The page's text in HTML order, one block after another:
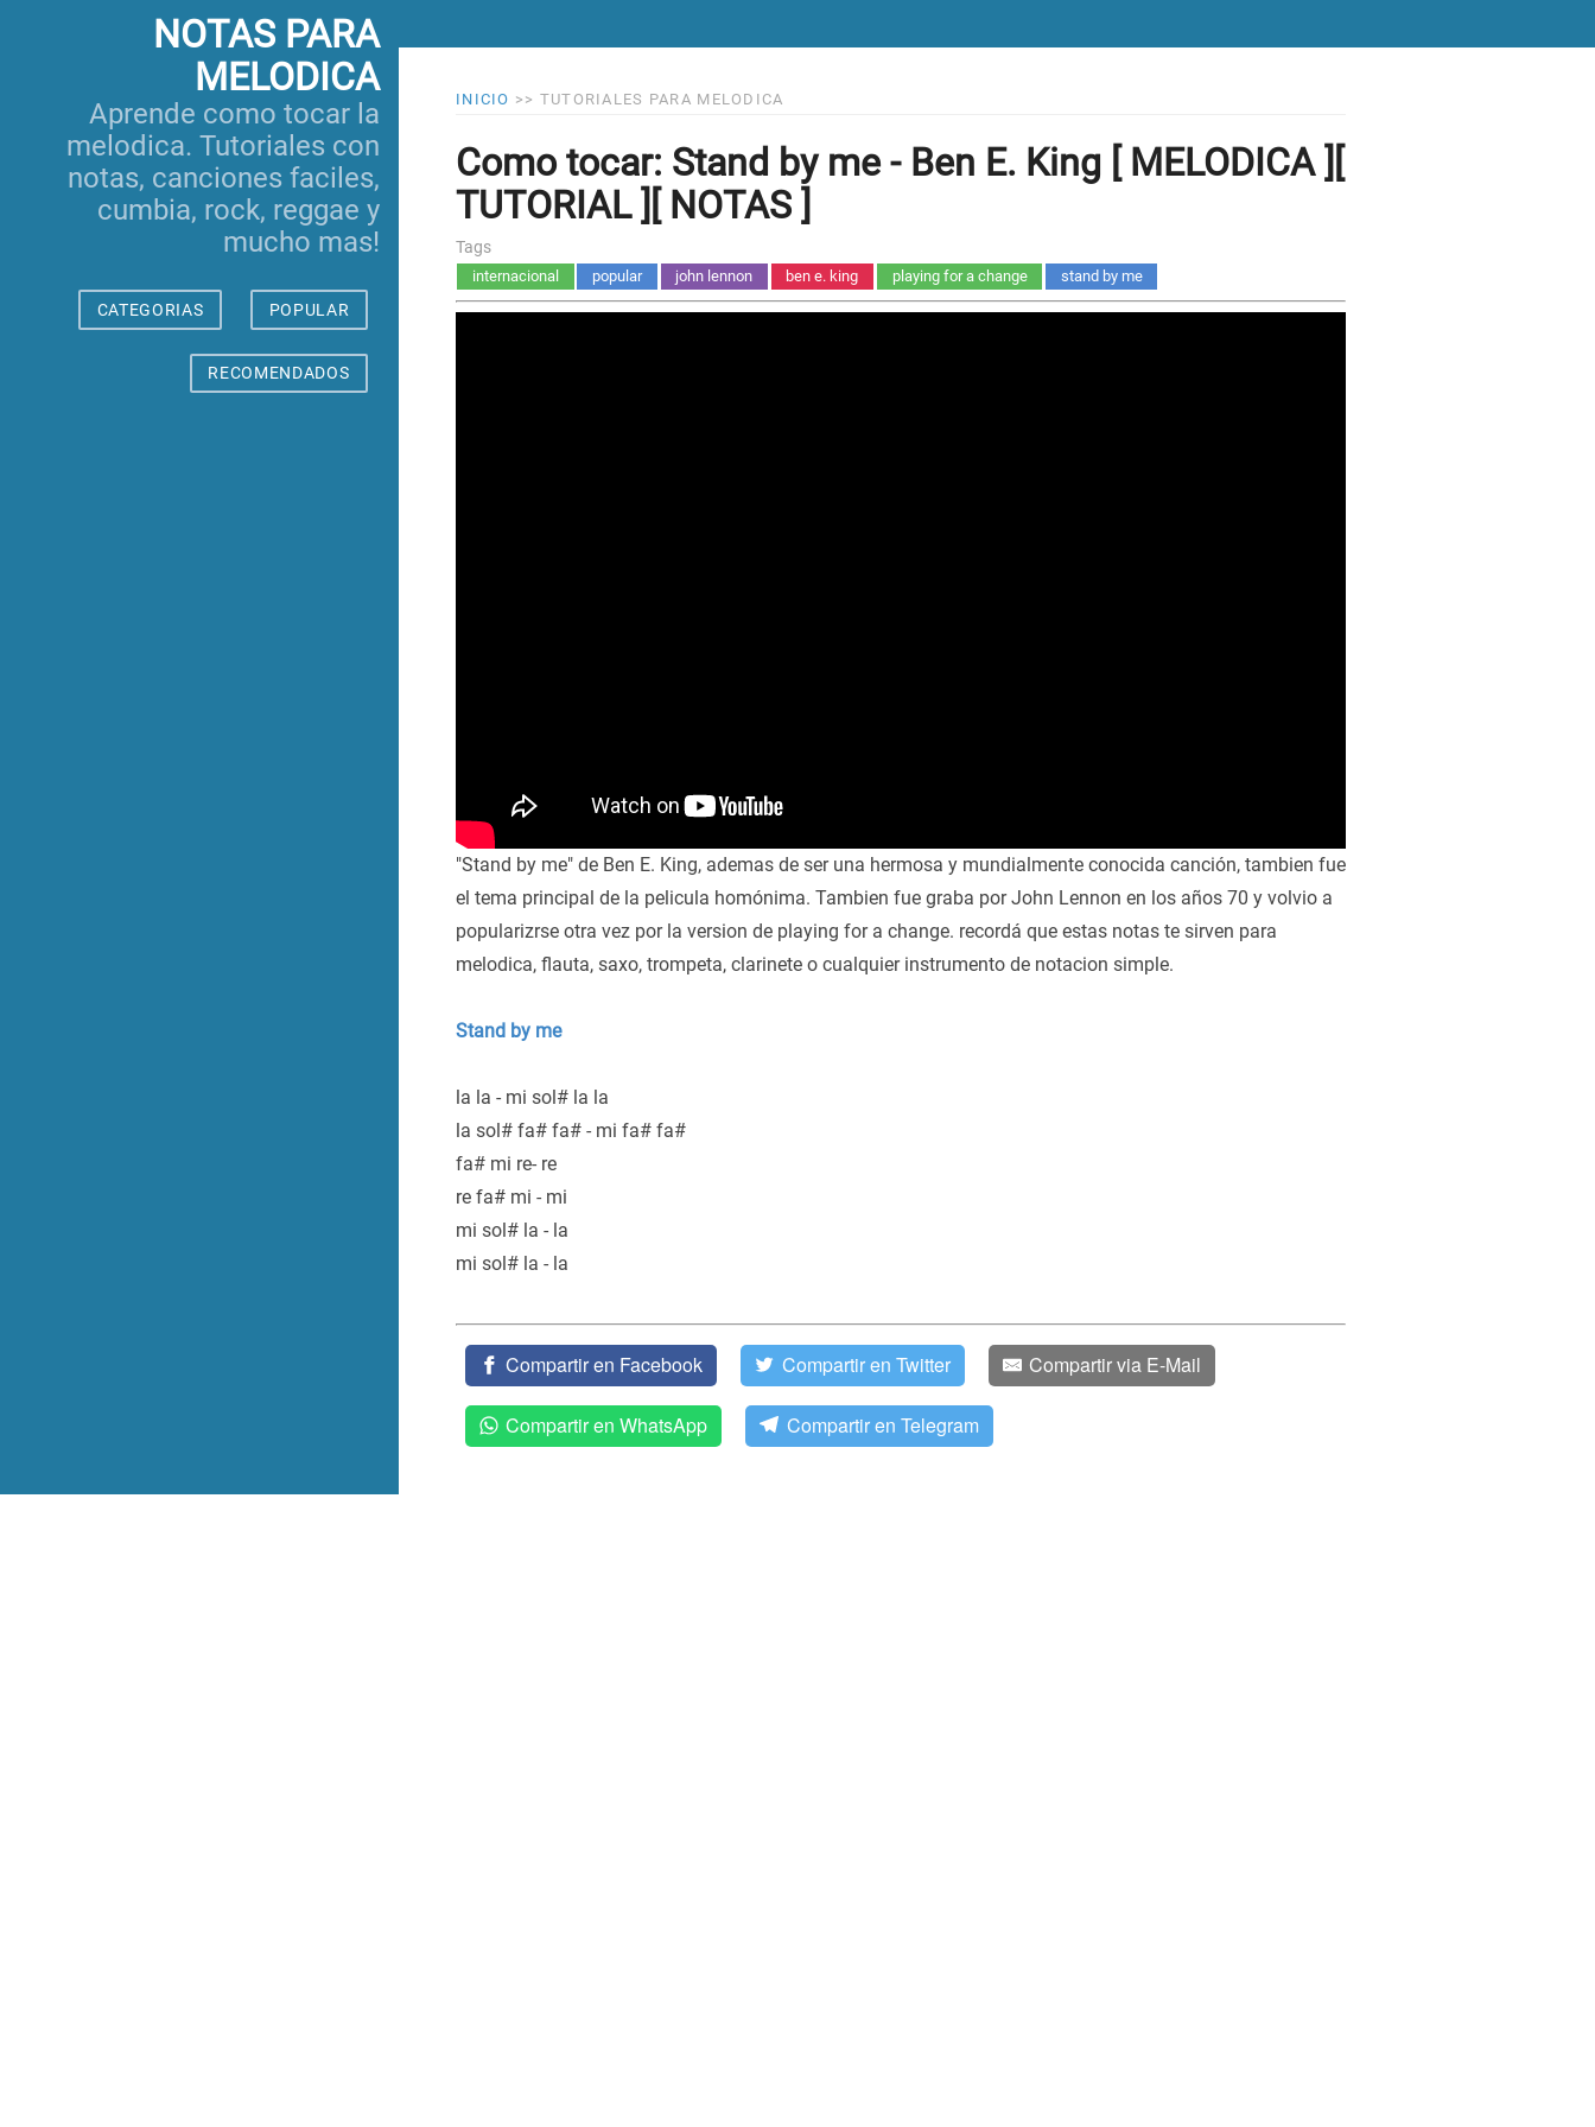
NOTAS PARA
MELODICA
Aprende como tocar la
melodica. Tutoriales con
notas, canciones faciles,
cumbia, rock, reggae y
mucho mas!
CATEGORIAS POPULAR
RECOMENDADOS
INICIO >> TUTORIALES PARA MELODICA
Como tocar: Stand by me - Ben E. King [ MELODICA ][
TUTORIAL ][ NOTAS ]
Tags
internacional popular john lennon ben e. king playing for a change stand by me
"Stand by me" de Ben E. King, ademas de ser una hermosa y mundialmente conocida canción, tambien fue
el tema principal de la pelicula homónima. Tambien fue graba por John Lennon en los años 70 y volvio a
popularizrse otra vez por la version de playing for a change. recordá que estas notas te sirven para
melodica, flauta, saxo, trompeta, clarinete o cualquier instrumento de notacion simple.
Stand by me
la la - mi sol# la la
la sol# fa# fa# - mi fa# fa#
fa# mi re- re
re fa# mi - mi
mi sol# la - la
mi sol# la - la
Compartir en Facebook Compartir en Twitter Compartir via E-Mail
Compartir en WhatsApp Compartir en Telegram